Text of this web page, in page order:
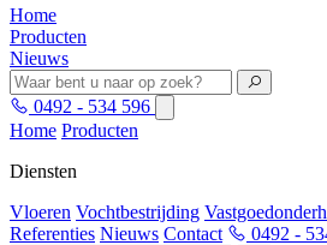
Home
Producten
Nieuws
0492 - 534 596
Home Producten
Diensten
Vloeren Vochtbestrijding
Referenties Nieuws Contact 0492 -